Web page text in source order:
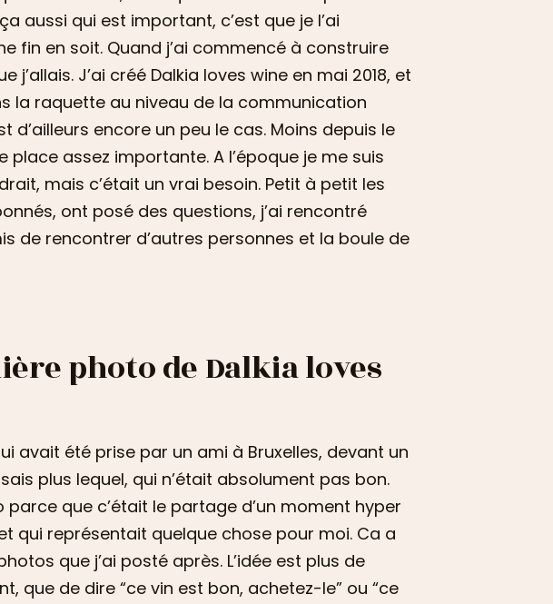
aussi qui est important, c’est que je l’ai
fin en soit. Quand j’ai commencé à construire
J’ai créé Dalkia loves wine en mai 2018, et
la raquette au niveau de la communication
d’ailleurs encore un peu le cas. Moins depuis le
assez importante. A l’époque je me suis
mais c’était un vrai besoin. Petit à petit les
ont posé des questions, j’ai rencontré
de rencontrer d’autres personnes et la boule de
photo de Dalkia loves
avait été prise par un ami à Bruxelles, devant un
plus lequel, qui n’était absolument pas bon.
que c’était le partage d’un moment hyper
qui représentait quelque chose pour moi. Ca a
que j’ai posté après. L’idée est plus de
que de dire “ce vin est bon, achetez-le” ou “ce